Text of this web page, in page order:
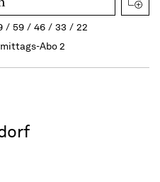
59 46 33
22
Abo 2